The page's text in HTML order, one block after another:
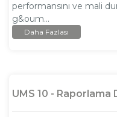
performansını ve mali
g&oum...
Daha Fazlası
UMS 10 - Raporlama